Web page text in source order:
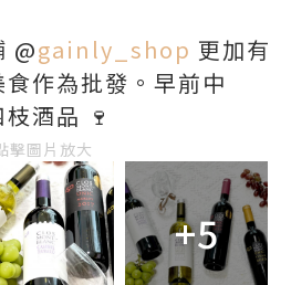
@gainly_shop 更加有
作為批發。早前中
酒品 🍷
擊圖片放大
+5